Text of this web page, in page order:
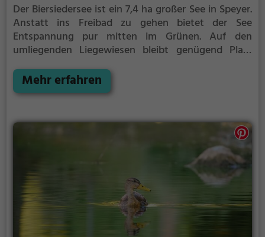
Der Biersiedersee ist ein 7,4 ha großer See in Speyer.
Anstatt ins Freibad zu gehen bietet der See
Entspannung pur mitten im Grünen. Auf den
umliegenden Liegewiesen bleibt genügend Platz
September ist der Biersiedersee ein beliebtes
Ausflugsziel. Egal ob für Familien, Freunde oder
Tage.
Mehr erfahren